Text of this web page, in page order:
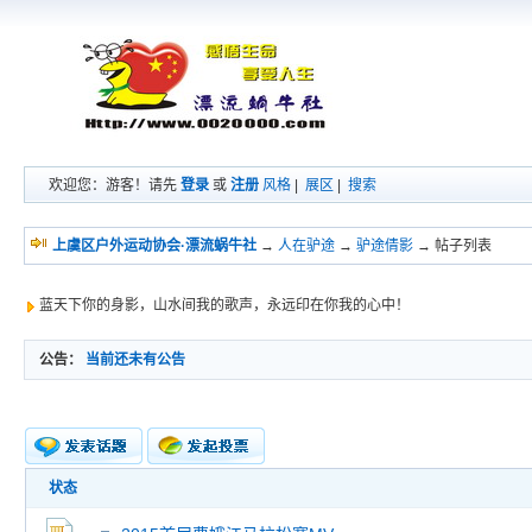
欢迎您：游客！请先登录 或注册 风格 |展区 |搜索
上虞区户外运动协会·漂流蜗牛社 →人在驴途 →驴途倩影 → 帖子列表
蓝天下你的身影，山水间我的歌声，永远印在你我的心中！
公告： 当前还未有公告
新的主题
投票帖
状态